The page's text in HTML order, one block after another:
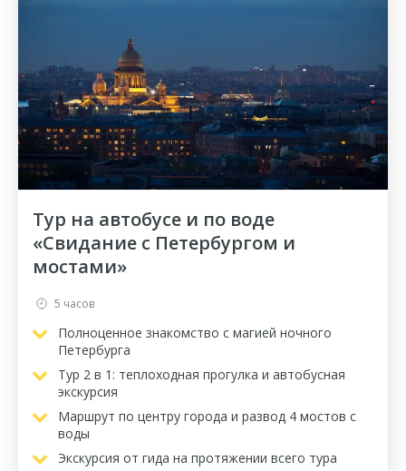
Тур на автобусе и по воде
«Свидание с Петербургом и
мостами»
5 часов
Полноценное знакомство с магией ночного
Петербурга
Тур 2 в 1: теплоходная прогулка и автобусная
экскурсия
Маршрут по центру города и развод 4 мостов с
воды
Экскурсия от гида на протяжении всего тура